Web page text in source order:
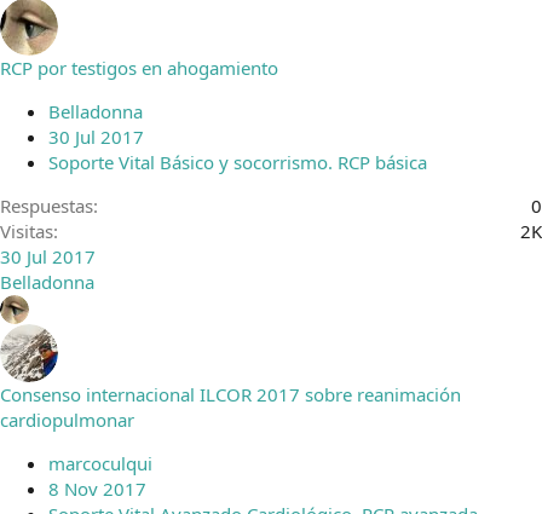
RCP por testigos en ahogamiento
Belladonna
30 Jul 2017
Soporte Vital Básico y socorrismo. RCP básica
Respuestas
0
Visitas
2K
30 Jul 2017
Belladonna
Consenso internacional ILCOR 2017 sobre reanimación
cardiopulmonar
marcoculqui
8 Nov 2017